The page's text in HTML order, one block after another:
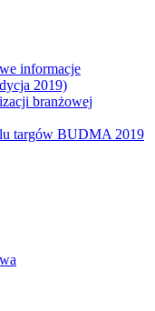
informacje
2019)
branżowej
targów BUDMA 2019